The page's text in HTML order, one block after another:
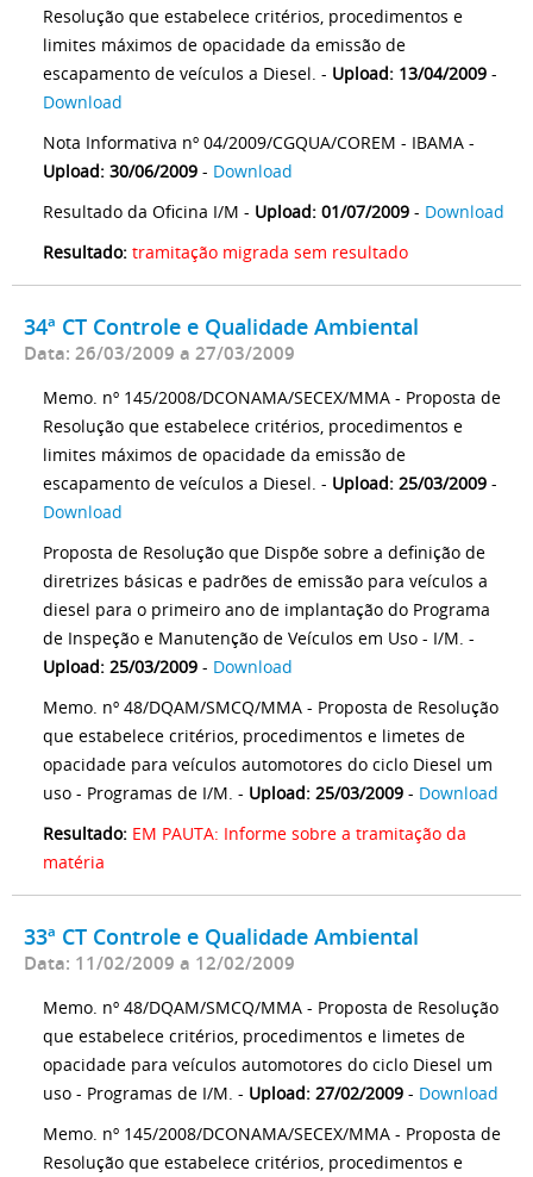
Resolução que estabelece critérios, procedimentos e
limites máximos de opacidade da emissão de
escapamento de veículos a Diesel. - Upload: 13/04/2009 -
Download
Nota Informativa nº 04/2009/CGQUA/COREM - IBAMA -
Upload: 30/06/2009 - Download
Resultado da Oficina I/M - Upload: 01/07/2009 - Download
Resultado: tramitação migrada sem resultado
34ª CT Controle e Qualidade Ambiental
Data: 26/03/2009 a 27/03/2009
Memo. nº 145/2008/DCONAMA/SECEX/MMA - Proposta de
Resolução que estabelece critérios, procedimentos e
limites máximos de opacidade da emissão de
escapamento de veículos a Diesel. - Upload: 25/03/2009 -
Download
Proposta de Resolução que Dispõe sobre a definição de
diretrizes básicas e padrões de emissão para veículos a
diesel para o primeiro ano de implantação do Programa
de Inspeção e Manutenção de Veículos em Uso - I/M. -
Upload: 25/03/2009 - Download
Memo. nº 48/DQAM/SMCQ/MMA - Proposta de Resolução
que estabelece critérios, procedimentos e limetes de
opacidade para veículos automotores do ciclo Diesel um
uso - Programas de I/M. - Upload: 25/03/2009 - Download
Resultado: EM PAUTA: Informe sobre a tramitação da
matéria
33ª CT Controle e Qualidade Ambiental
Data: 11/02/2009 a 12/02/2009
Memo. nº 48/DQAM/SMCQ/MMA - Proposta de Resolução
que estabelece critérios, procedimentos e limetes de
opacidade para veículos automotores do ciclo Diesel um
uso - Programas de I/M. - Upload: 27/02/2009 - Download
Memo. nº 145/2008/DCONAMA/SECEX/MMA - Proposta de
Resolução que estabelece critérios, procedimentos e